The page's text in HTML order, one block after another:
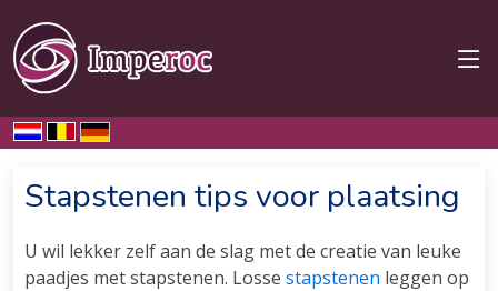
Home
Stapstenen tips voor plaatsing
U wil lekker zelf aan de slag met de creatie van leuke
paadjes met stapstenen. Losse stapstenen leggen op